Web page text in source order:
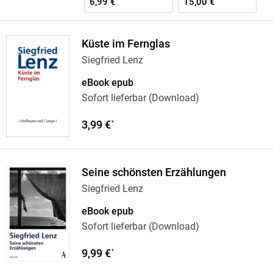
Küste im Fernglas
Siegfried Lenz
eBook epub
Sofort lieferbar (Download)
3,99 €*
Seine schönsten Erzählungen
Siegfried Lenz
eBook epub
Sofort lieferbar (Download)
9,99 €*